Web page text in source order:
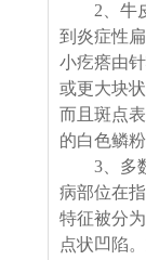
2、牛
到炎症性
小疙瘩由
或更大块
而且斑点
的白色鳞粉
3、多
病部位在
特征被分
点状凹陷